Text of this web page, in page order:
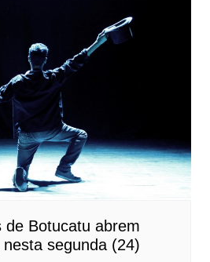
de Botucatu abrem
segunda (24)